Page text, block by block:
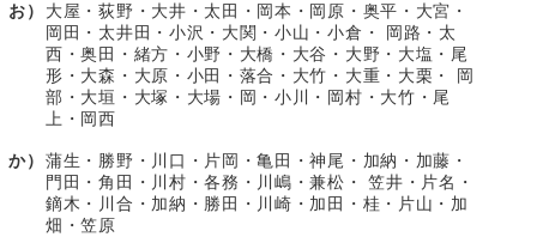
お）
大屋・荻野・大井・太田・岡本・岡原・奥平・大宮・
岡田・太井田・小沢・大関・小山・小倉・ 岡路・太
西・奥田・緒方・小野・大橋・大谷・大野・大塩・尾
形・大森・大原・小田・落合・大竹・大重・大栗・ 岡
部・大垣・大塚・大場・岡・小川・岡村・大竹・尾
上・岡西
か） 蒲生・勝野・川口・片岡・亀田・神尾・加納・加藤・
門田・角田・川村・各務・川嶋・兼松・ 笠井・片名・
鏑木・川合・加納・勝田・川崎・加田・桂・片山・加
畑・笠原